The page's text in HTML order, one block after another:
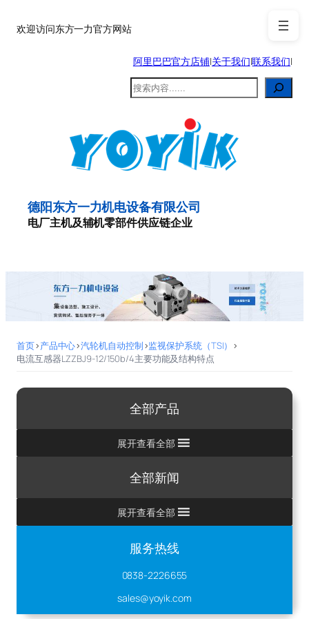
至欢迎访问东方一力官方网站
阿里巴巴官方店铺|关于我们|联系我们|
搜
索
德阳东方一力机电设备有限公司
电厂主机及辅机零部件供应链企业
首页>产品中心>汽轮机自动控制>监视保护系统（TSI） >
电流互感器LZZBJ9-12/150b/4主要功能及结构特点
全部产品
展开查看全部
全部新闻
展开查看全部
服务热线
0838-2226655
sales@yoyik.com